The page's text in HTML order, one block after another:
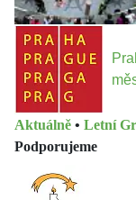
Aktuálně • Letní
Podporujeme